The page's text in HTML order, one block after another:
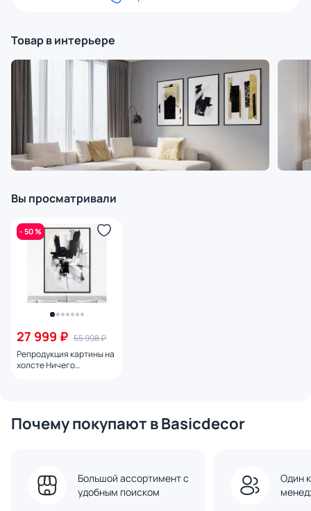
Товар в интерьере
Вы просматривали
- 50 %
27 999 ₽ 55 998 ₽
Репродукция картины на
холсте Ничего
Почему покупают в Basicdecor
Большой ассортимент с
удобным поиском
Один